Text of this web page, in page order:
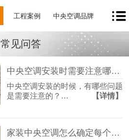
工程案例 中央空调品牌
常见问答
中央空调安装时需要注意哪些事项?
中央空调安装的时候，有哪些问题
是需要注意的？…
【详情】
家装中央空调怎么确定每个房间的制冷量？